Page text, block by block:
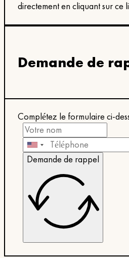
directement en cliquant sur ce
Demande de
Complétez le formulaire ci-
Demande de rappel